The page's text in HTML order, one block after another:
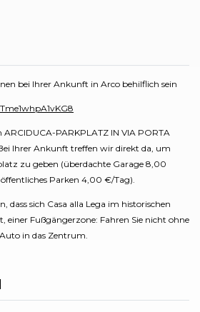
bei Ihrer Ankunft in Arco behilflich sein
PARKPLATZ IN VIA PORTA
Ihrer Ankunft treffen wir direkt da, um
zu geben (überdachte Garage 8,00
Parken 4,00 €/Tag).
dass sich Casa alla Lega im historischen
einer Fußgängerzone: Fahren Sie nicht ohne
in das Zentrum.